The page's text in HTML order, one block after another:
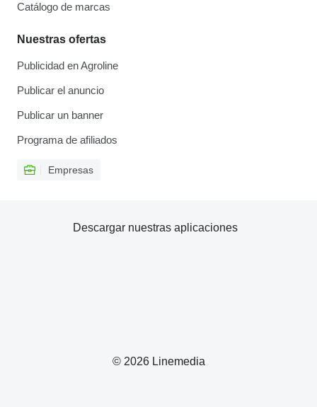
Catálogo de marcas
Nuestras ofertas
Publicidad en Agroline
Publicar el anuncio
Publicar un banner
Programa de afiliados
Empresas
© 2026 Linemedia
Descargar nuestras aplicaciones